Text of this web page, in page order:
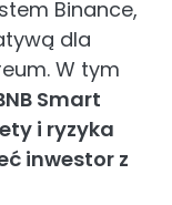
Binance,
dla
W tym
Smart
i ryzyka
inwestor z